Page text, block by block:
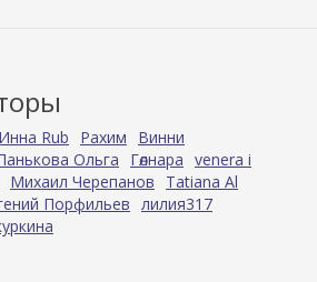
Инна Rub Рахим
Винни
Ольга Гөлнара venera i
Михаил Черепанов
Tatiana Al
Порфильев лилия317